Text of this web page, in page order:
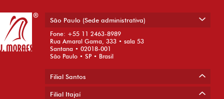
São Paulo (Sede administrativa)
Fone: +55 11 2463-8989
Rua Amaral Gama, 333 • sala 53
Santana • 02018-001
São Paulo • SP • Brasil
Filial Santos
Filial Itajaí